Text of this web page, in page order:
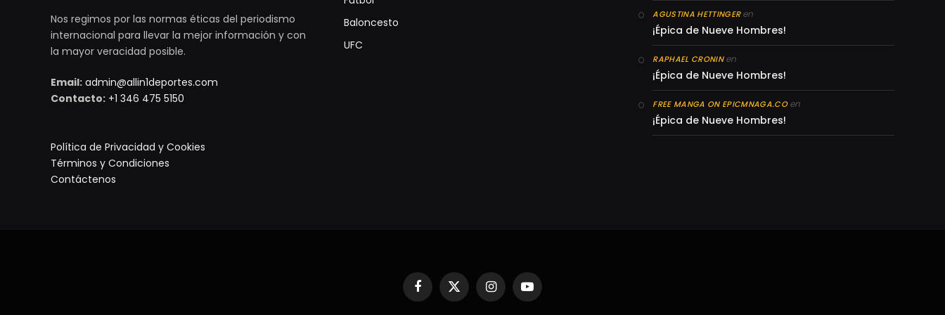
Nos regimos por las normas éticas del periodismo
internacional para llevar la mejor información y con
la mayor veracidad posible.
Email: admin@allin1deportes.com
Contacto: +1 346 475 5150
Política de Privacidad y Cookies
Términos y Condiciones
Contáctenos
Baloncesto
UFC
AGUSTINA HETTINGERen
¡Épica de Nueve Hombres!
RAPHAEL CRONINen
¡Épica de Nueve Hombres!
FREE MANGA ON EPICMNAGA.COen
¡Épica de Nueve Hombres!
Facebook
X
(Twitter)
InstagramYouTube